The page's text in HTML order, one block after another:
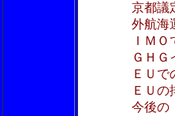
京都議
外航海運の
ＩＭＯで
ＧＨＧイン
ＥＵでの外
ＥＵの排出
今後のＩＭ